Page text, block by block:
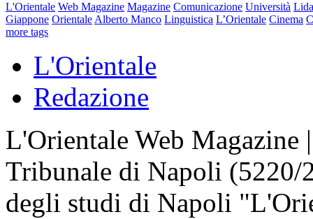
L'Orientale Web Magazine Magazine Comunicazione Università
Giappone Orientale Alberto Manco Linguistica L’Orientale Cinema
more tags
L'Orientale
Redazione
L'Orientale Web Magazine
Tribunale di Napoli
degli studi di Napoli